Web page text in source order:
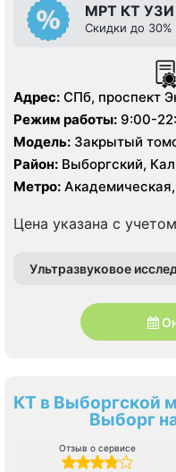
МРТ КТ УЗИ
Скидки до 30%
Адрес: СПб, проспект
Режим работы: 9:00-
Модель: Закрытый
Тесла, КТ Toshiba
экспертного класса,
Район: Выборгский,
Метро:
Политехническая,
Цена указана с
Ультразвуковое
КТ в Выборгской
Выборг
Отзыв о сервисе